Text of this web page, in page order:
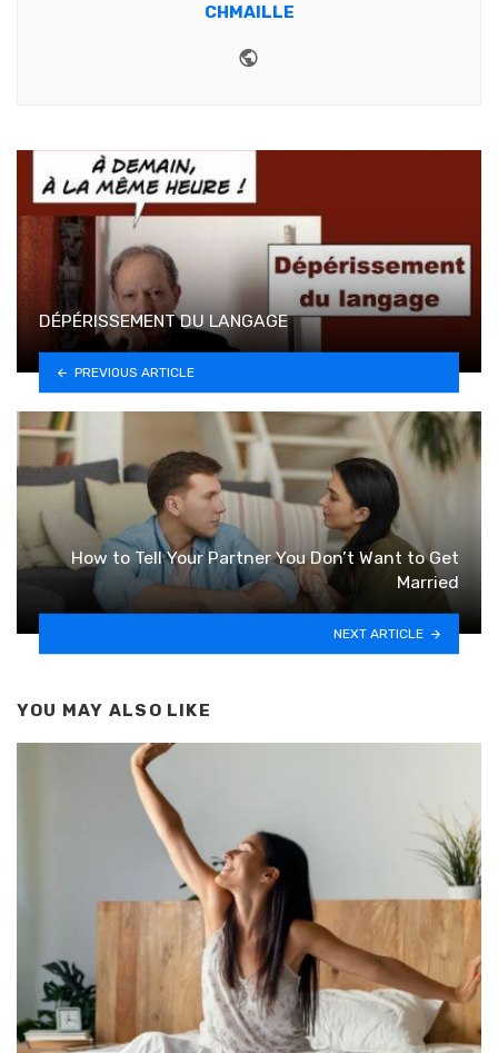
CHMAILLE
DÉPÉRISSEMENT DU LANGAGE
PREVIOUS ARTICLE
How to Tell Your Partner You Don’t Want to Get
Married
NEXT ARTICLE
YOU MAY ALSO LIKE